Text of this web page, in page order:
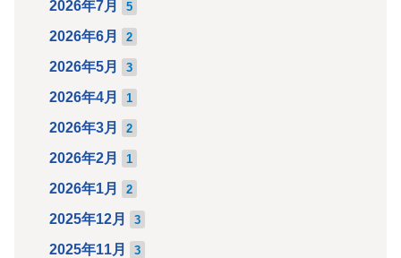
2026年7月 5
2026年6月 2
2026年5月 3
2026年4月 1
2026年3月 2
2026年2月 1
2026年1月 2
2025年12月 3
2025年11月 3